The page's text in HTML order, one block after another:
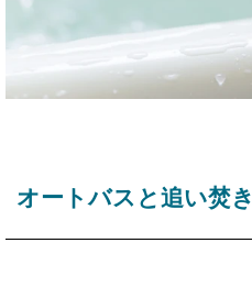
オートバスと追い焚